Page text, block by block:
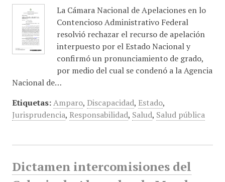
La Cámara Nacional de Apelaciones en lo
Contencioso Administrativo Federal
resolvió rechazar el recurso de apelación
interpuesto por el Estado Nacional y
confirmó un pronunciamiento de grado,
por medio del cual se condenó a la Agencia
Nacional de…
Etiquetas: Amparo, Discapacidad, Estado,
Jurisprudencia, Responsabilidad, Salud, Salud pública
Dictamen intercomisiones del